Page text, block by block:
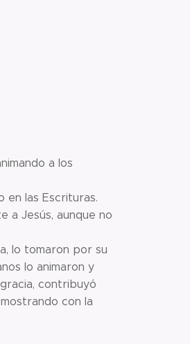
a los
en las Escrituras.
a Jesús, aunque no
lo tomaron por su
lo animaron y
contribuyó
con la